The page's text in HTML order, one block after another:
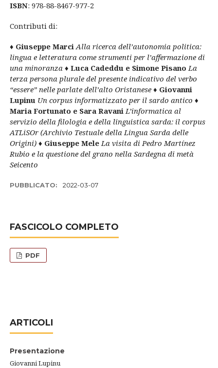
ISBN: 978-88-8467-977-2
Contributi di:
♦ Giuseppe MarciAlla ricerca dell’autonomia politica:
lingua e letteratura come strumenti per l’affermazione di
una minoranza ♦ Luca Cadeddu e Simone Pisano La
terza persona plurale del presente indicativo del verbo
“essere” nelle parlate dell’alto Oristanese ♦ Giovanni
Lupinu Un corpus informatizzato per il sardo antico ♦
Maria Fortunato e Sara RavaniL’informatica al
servizio della filologia e della linguistica sarda: il corpus
ATLiSOr (Archivio Testuale della Lingua Sarda delle
Origini) ♦ Giuseppe MeleLa visita di Pedro Martínez
Rubio e la questione del grano nella Sardegna di metà
Seicento
PUBBLICATO: 2022-03-07
FASCICOLO COMPLETO
PDF
ARTICOLI
Presentazione
Giovanni Lupinu